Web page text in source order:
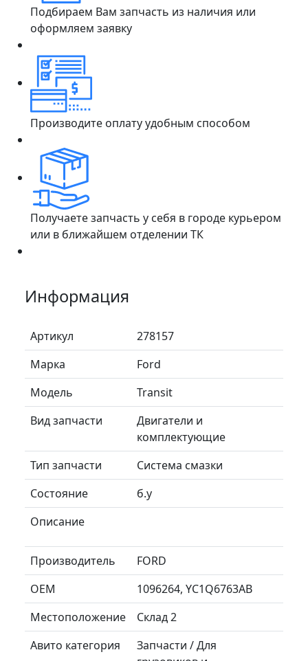
Подбираем Вам запчасть из наличия или
оформляем заявку
Производите оплату удобным способом
Получаете запчасть у себя в городе курьером
или в ближайшем отделении ТК
Информация
Артикул
278157
Марка
Ford
Модель
Transit
Вид запчасти
Двигатели и
комплектующие
Тип запчасти
Система смазки
Состояние
б.у
Описание
Производитель
FORD
OEM
1096264, YC1Q6763AB
Местоположение
Склад 2
Авито категория
Запчасти / Для